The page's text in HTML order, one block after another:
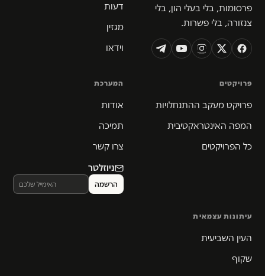
פרסומות, בלי בעלי הון, בלי
צנזורה, בלי פשרות.
דעות
מגזין
וידאו
פרויקטים
פרויקט מעקב ההתנחלויות
המפה האינטראקטיבית
כל הפרויקטים
המערכת
אודות
תמיכה
צרו קשר
ניוזלטר
עיתונות עצמאית
העין השביעית
שקוף